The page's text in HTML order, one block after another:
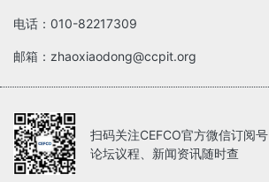
电话：010-82217309
邮箱：zhaoxiaodong@ccpit.org
扫码关注CEFCO官方微信订阅号
论坛议程、新闻资讯随时查